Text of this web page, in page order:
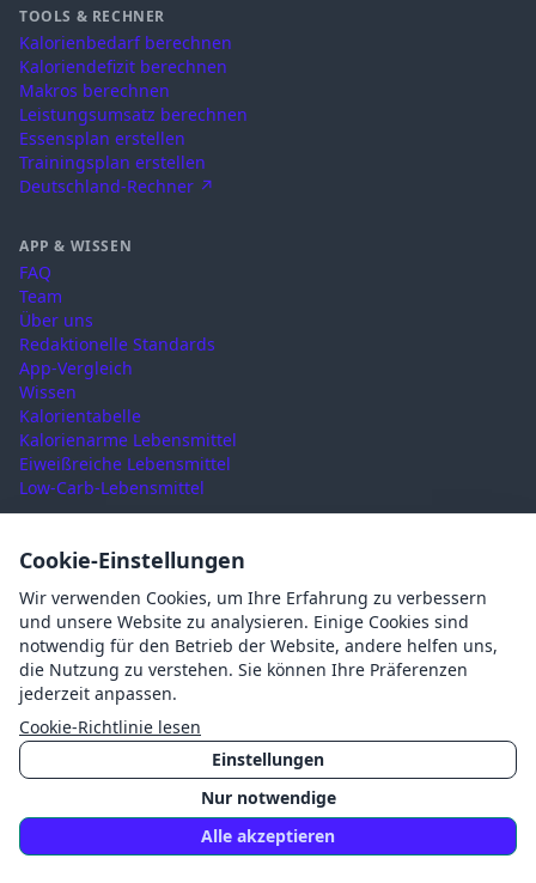
TOOLS & RECHNER
Kalorienbedarf berechnen
Kaloriendefizit berechnen
Makros berechnen
Leistungsumsatz berechnen
Essensplan erstellen
Trainingsplan erstellen
Deutschland-Rechner ↗
APP & WISSEN
FAQ
Team
Über uns
Redaktionelle Standards
App-Vergleich
Wissen
Kalorientabelle
Kalorienarme Lebensmittel
Eiweißreiche Lebensmittel
Low-Carb-Lebensmittel
RECHTLICHES
Nutzungsbedingungen
Datenschutz
Impressum
AGB
Cookies
Cookie-Einstellungen
©2026Mahlzait · Made with ❤️ in Germany
Cookie-Einstellungen
Wir verwenden Cookies, um Ihre Erfahrung zu verbessern
und unsere Website zu analysieren. Einige Cookies sind
notwendig für den Betrieb der Website, andere helfen uns,
die Nutzung zu verstehen. Sie können Ihre Präferenzen
jederzeit anpassen.
Cookie-Richtlinie lesen
Einstellungen
Nur notwendige
Alle akzeptieren